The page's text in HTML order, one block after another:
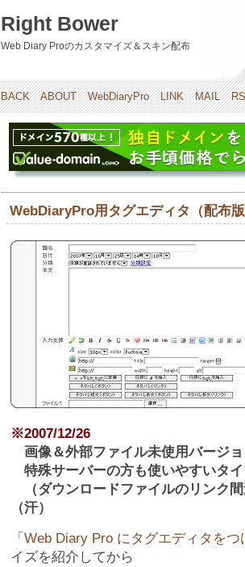
Right Bower
Web Diary Proのカスタマイズ＆スキン配布
BACK ABOUT WebDiaryPro LINK MAIL
WebDiaryPro用タグエディタ（配布
※2007/12/26
画像＆外部ファイル未使用バージ
特殊サーバーの方も使いやすいタ
（ダウンロードファイルのリンク
（汗）
「Web Diary Pro にタグエディタをつ
イズを紹介してから